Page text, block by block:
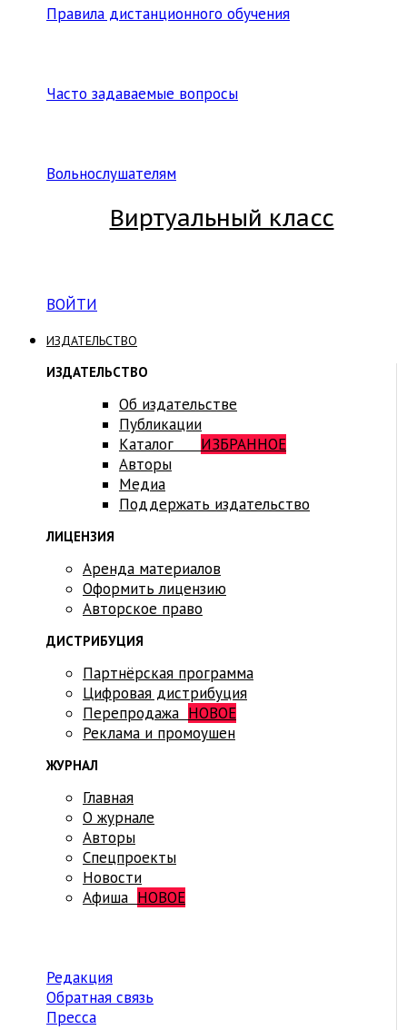
Правила дистанционного обучения
Часто задаваемые вопросы
Вольнослушателям
Виртуальный класс
ВОЙТИ
ИЗДАТЕЛЬСТВО
ИЗДАТЕЛЬСТВО
Об издательстве
Публикации
Каталог ИЗБРАННОЕ
Авторы
Медиа
Поддержать издательство
ЛИЦЕНЗИЯ
Аренда материалов
Оформить лицензию
Авторское право
ДИСТРИБУЦИЯ
Партнёрская программа
Цифровая дистрибуция
Перепродажа НОВОЕ
Реклама и промоушен
ЖУРНАЛ
Главная
О журнале
Авторы
Спецпроекты
Новости
Афиша НОВОЕ
Редакция
Обратная связь
Пресса